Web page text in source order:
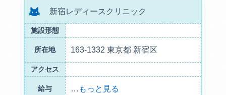
新宿レディースクリニック
施設形態
所在地 163-1332 東京都 新宿区
アクセス
給与 … もっと見る